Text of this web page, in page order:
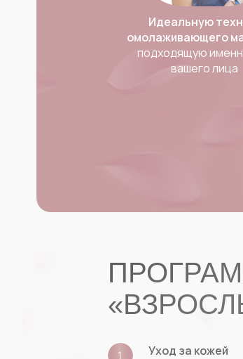
Идеальную
омолаживающего
подходящую
вашего лица
Уход за кожей